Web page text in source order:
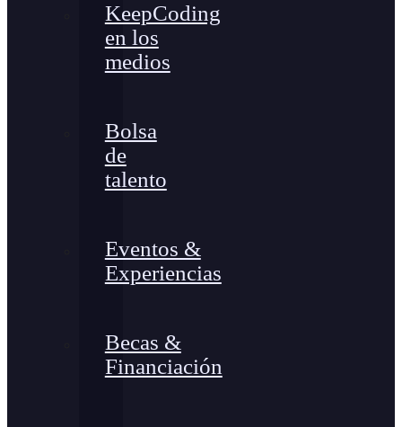
KeepCoding
en los
medios
Bolsa
de
talento
Eventos &
Experiencias
Becas &
Financiación